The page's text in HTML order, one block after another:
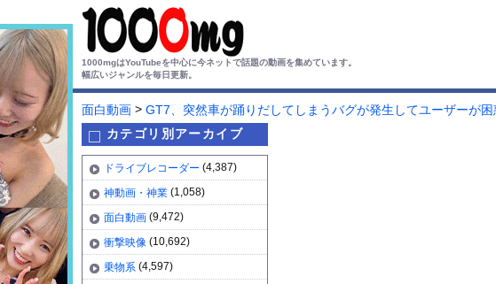
1000mgはYouTubeを中心に今ネットで話題の動画を集めています。
幅広いジャンルを毎日更新。
面白動画 > GT7、突然車が踊りだしてしまうバグが発生してユーザーが
カテゴリ別アーカイブ
ドライブレコーダー (4,387)
神動画・神業 (1,058)
面白動画 (9,472)
衝撃映像 (10,692)
乗物系 (4,597)